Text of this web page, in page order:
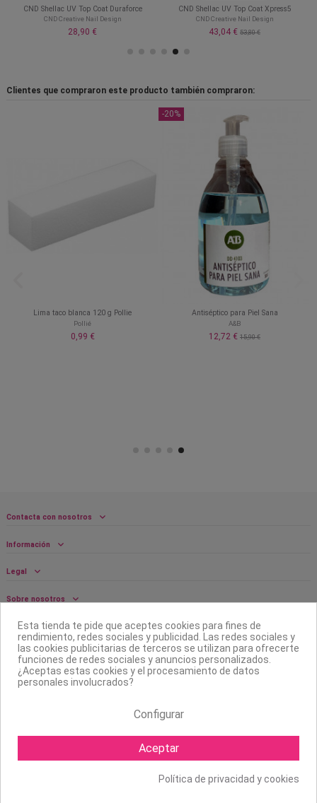
CND Shellac UV Top Coat Duraforce
CND Creative Nail Design
28,90 €
CND Shellac UV Top Coat Xpress5
CND Creative Nail Design
43,04 € 53,80 €
Clientes que compraron este producto también compraron:
Lima taco blanca 120 g Pollie
Pollié
0,99 €
-20%
Antiséptico para Piel Sana
A&B
12,72 € 15,90 €
Contacta con nosotros
Información
Legal
Sobre nosotros
Síguenos
Boletín
Esta tienda te pide que aceptes cookies para fines de
rendimiento, redes sociales y publicidad. Las redes sociales y
las cookies publicitarias de terceros se utilizan para ofrecerte
funciones de redes sociales y anuncios personalizados.
¿Aceptas estas cookies y el procesamiento de datos
personales involucrados?
Configurar
Aceptar
Política de privacidad y cookies